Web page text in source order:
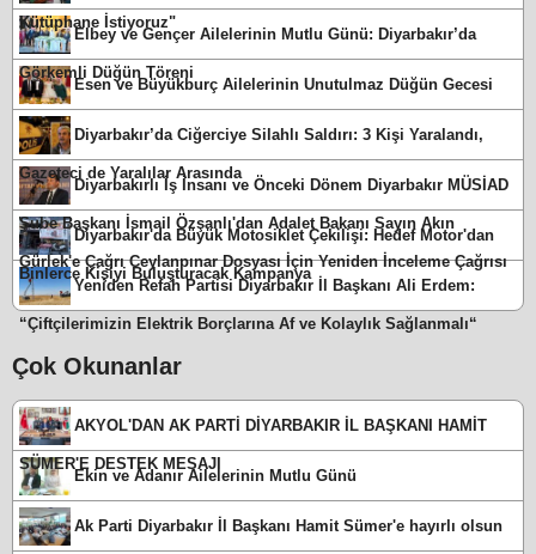
Kütüphane İstiyoruz"
Elbey ve Gençer Ailelerinin Mutlu Günü: Diyarbakır’da
Görkemli Düğün Töreni
Esen ve Büyükburç Ailelerinin Unutulmaz Düğün Gecesi
Diyarbakır’da Ciğerciye Silahlı Saldırı: 3 Kişi Yaralandı,
Gazeteci de Yaralılar Arasında
Diyarbakırlı İş İnsanı ve Önceki Dönem Diyarbakır MÜSİAD
Şube Başkanı İsmail Özşanlı'dan Adalet Bakanı Sayın Akın
Gürlek'e Çağrı Ceylanpınar Dosyası İçin Yeniden İnceleme Çağrısı
Diyarbakır'da Büyük Motosiklet Çekilişi: Hedef Motor'dan
Binlerce Kişiyi Buluşturacak Kampanya
Yeniden Refah Partisi Diyarbakır İl Başkanı Ali Erdem:
“Çiftçilerimizin Elektrik Borçlarına Af ve Kolaylık Sağlanmalı“
Çok Okunanlar
AKYOL'DAN AK PARTİ DİYARBAKIR İL BAŞKANI HAMİT
SÜMER'E DESTEK MESAJI
Ekin ve Adanır Ailelerinin Mutlu Günü
Ak Parti Diyarbakır İl Başkanı Hamit Sümer'e hayırlı olsun